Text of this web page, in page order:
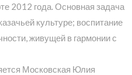
2012 года. Основная задача
культуре; воспитание
живущей в гармонии с
Московская Юлия